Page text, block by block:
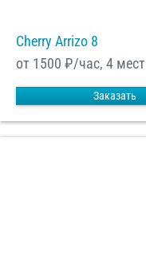
Cherry Arrizo 8
от 1500 ₽/час, 4 мест
Заказать